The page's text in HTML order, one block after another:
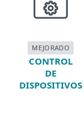
MEJORADO
CONTROL
DE
DISPOSITIVOS